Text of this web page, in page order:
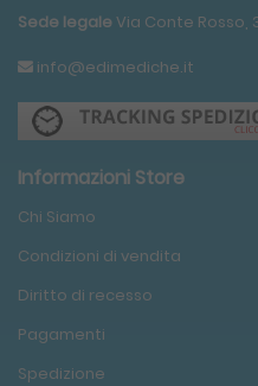
Sede legale Via Conte Rosso,
info@edimediche.it
Informazioni Store
Chi Siamo
Condizioni di vendita
Diritto di recesso
Pagamenti
Spedizione